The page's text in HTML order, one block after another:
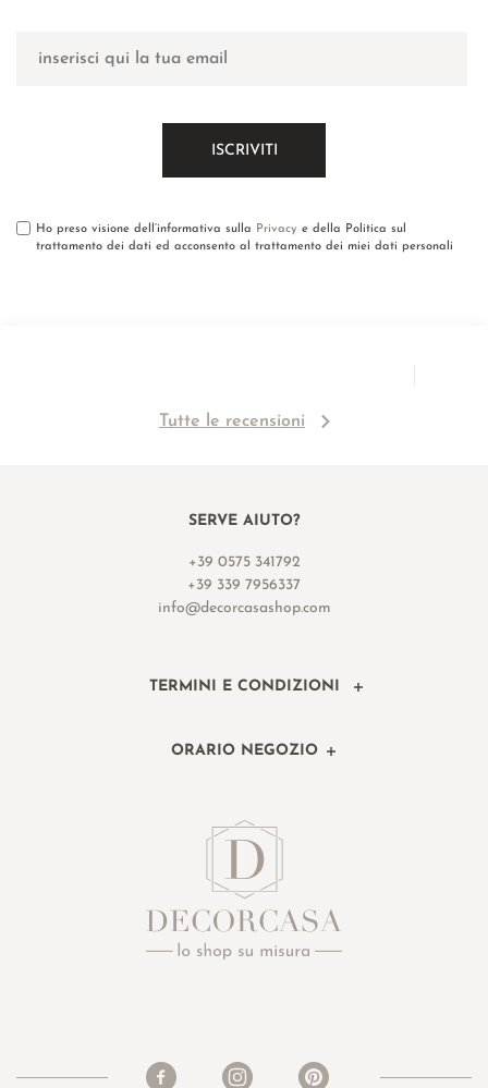
Ho preso visione dell’informativa sulla Privacy e della Politica sul
trattamento dei dati ed acconsento al trattamento dei miei dati personali
Tutte le recensioni
SERVE AIUTO?
+39 0575 341792
+39 339 7956337
info@decorcasashop.com
TERMINI E CONDIZIONI
ORARIO NEGOZIO